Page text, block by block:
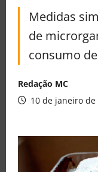
Medidas
de
consumo
Redação MC
10 de janeiro de